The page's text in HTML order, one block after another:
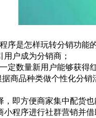
序是怎样玩转分销功能
户成为分销商；
定数量新用户能够获得
商品种类做个性化分
即方便商家集中配货
小程序进行社群营销并